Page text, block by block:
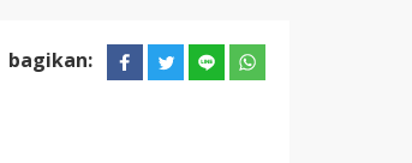
bagikan: